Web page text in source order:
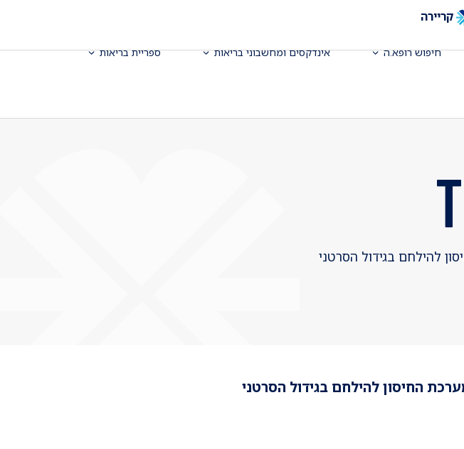
קריירה
חיפוש רופא.ה אינדקסים ומחשבוני בריאות ספריית בריאות